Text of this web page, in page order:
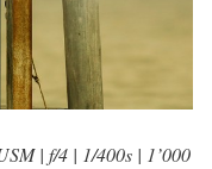
| f/4 | 1/400s | 1’000